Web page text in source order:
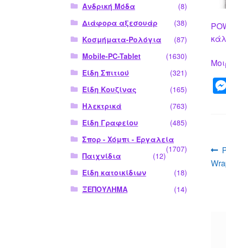
Ανδρική Μόδα
(8)
Διάφορα αξεσουάρ
(38)
Κοσμήματα-Ρολόγια
(87)
Mobile-PC-Tablet
(1630)
Είδη Σπιτιού
(321)
Είδη Κουζίνας
(165)
Ηλεκτρικά
(763)
Είδη Γραφείου
(485)
Σπορ - Χόμπι - Εργαλεία
(1707)
Παιχνίδια
(12)
Είδη κατοικίδιων
(18)
ΞΕΠΟΥΛΗΜΑ
(14)